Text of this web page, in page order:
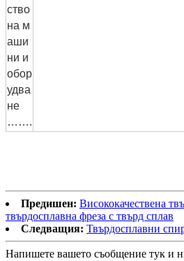
ство
на м
аши
ни и
обор
удва
не
…….
Предишен: Висококачествена
твърдосплавна фреза с твърд сплав
Следващия: Твърдосплавни
Напишете вашето съобщение тук и